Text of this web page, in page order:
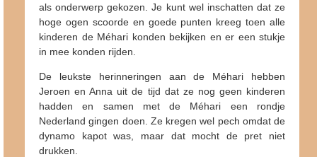
als onderwerp gekozen. Je kunt wel inschatten dat ze
hoge ogen scoorde en goede punten kreeg toen alle
kinderen de Méhari konden bekijken en er een stukje
in mee konden rijden.
De leukste herinneringen aan de Méhari hebben
Jeroen en Anna uit de tijd dat ze nog geen kinderen
hadden en samen met de Méhari een rondje
Nederland gingen doen. Ze kregen wel pech omdat de
dynamo kapot was, maar dat mocht de pret niet
drukken.